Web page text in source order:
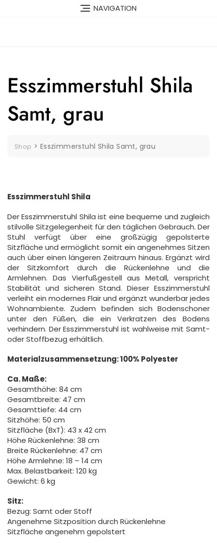
NAVIGATION
Esszimmerstuhl Shila
Samt, grau
Shop > Esszimmerstuhl Shila Samt, grau
Esszimmerstuhl Shila
Der Esszimmerstuhl Shila ist eine bequeme und zugleich
stilvolle Sitzgelegenheit für den täglichen Gebrauch. Der
Stuhl verfügt über eine großzügig gepolsterte
Sitzfläche und ermöglicht somit ein angenehmes Sitzen
auch über einen längeren Zeitraum hinaus. Ergänzt wird
der Sitzkomfort durch die Rückenlehne und die
Armlehnen. Das Vierfußgestell aus Metall, verspricht
Stabilität und sicheren Stand. Dieser Esszimmerstuhl
verleiht ein modernes Flair und ergänzt wunderbar jedes
Wohnambiente. Zudem befinden sich Bodenschoner
unter den Füßen, die ein Verkratzen des Bodens
verhindern. Der Esszimmerstuhl ist wahlweise mit Samt-
oder Stoffbezug erhältlich.
Materialzusammensetzung: 100% Polyester
Ca. Maße:
Gesamthöhe: 84 cm
Gesamtbreite: 47 cm
Gesamttiefe: 44 cm
Sitzhöhe: 50 cm
Sitzfläche (BxT): 43 x 42 cm
Höhe Rückenlehne: 38 cm
Breite Rückenlehne: 47 cm
Höhe Armlehne: 18 – 14 cm
Max. Belastbarkeit: 120 kg
Gewicht: 6 kg
Sitz:
Bezug: Samt oder Stoff
Angenehme Sitzposition durch Rückenlehne
Sitzfläche angenehm gepolstert